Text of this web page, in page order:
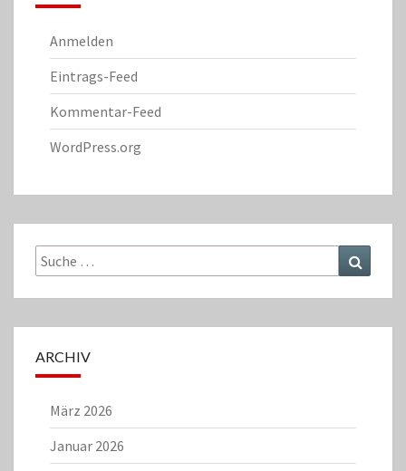
Anmelden
Eintrags-Feed
Kommentar-Feed
WordPress.org
Suche
nach:
ARCHIV
März 2026
Januar 2026